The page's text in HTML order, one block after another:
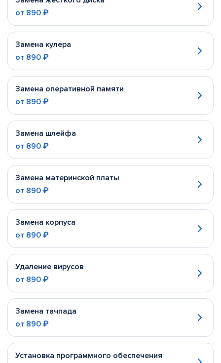
от 890 ₽
Замена кулера
от 890 ₽
Замена оперативной памяти
от 890 ₽
Замена шлейфа
от 890 ₽
Замена материнской платы
от 890 ₽
Замена корпуса
от 890 ₽
Удаление вирусов
от 890 ₽
Замена тачпада
от 890 ₽
Установка программного обеспечения